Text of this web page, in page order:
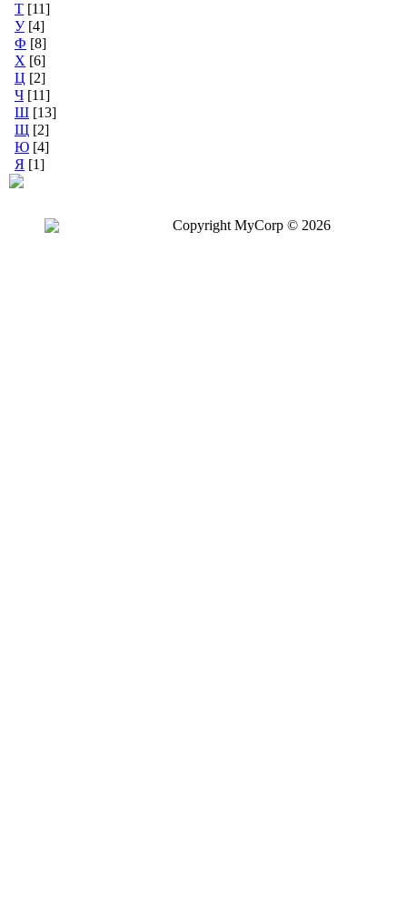
Т [11]
У [4]
Ф [8]
Х [6]
Ц [2]
Ч [11]
Ш [13]
Щ [2]
Ю [4]
Я [1]
Copyright MyCorp © 2026